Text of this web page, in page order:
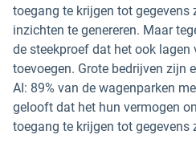
toegang te krijgen tot gegevens
inzichten te genereren. Maar
de steekproef dat het ook
toevoegen. Grote bedrijven zijn
AI: 89% van de wagenparken
gelooft dat het hun vermogen
toegang te krijgen tot gegevens